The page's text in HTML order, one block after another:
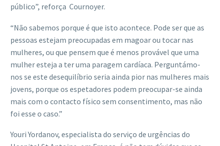
público”, reforça Cournoyer.
“Não sabemos porque é que isto acontece. Pode ser que as
pessoas estejam preocupadas em magoar ou tocar nas
mulheres, ou que pensem que é menos provável que uma
mulher esteja a ter uma paragem cardíaca. Perguntámo-
nos se este desequilíbrio seria ainda pior nas mulheres mais
jovens, porque os espetadores podem preocupar-se ainda
mais com o contacto físico sem consentimento, mas não
foi esse o caso.”
Youri Yordanov, especialista do serviço de urgências do